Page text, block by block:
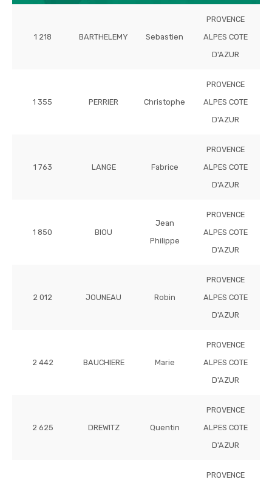
1 218 BARTHELEMY Sebastien
PROVENCE
ALPES COTE
D'AZUR
1 355 PERRIER Christophe
PROVENCE
ALPES COTE
D'AZUR
1 763 LANGE Fabrice
PROVENCE
ALPES COTE
D'AZUR
1 850 BIOU
Jean
Philippe
PROVENCE
ALPES COTE
D'AZUR
2 012 JOUNEAU Robin
PROVENCE
ALPES COTE
D'AZUR
2 442 BAUCHIERE Marie
PROVENCE
ALPES COTE
D'AZUR
2 625 DREWITZ Quentin
PROVENCE
ALPES COTE
D'AZUR
PROVENCE